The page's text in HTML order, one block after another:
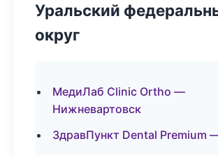
Уральский
округ
МедиЛаб Clinic Ortho —
Нижневартовск
ЗдравПункт Dental Premium